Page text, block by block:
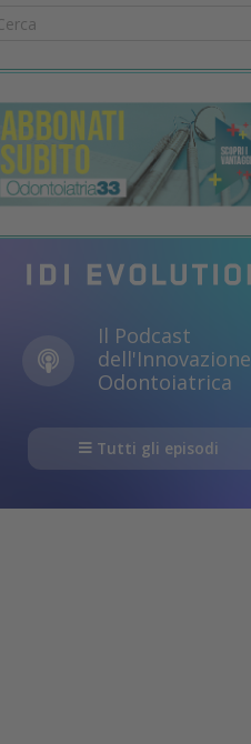
Il Podcast
dell'Innovazione
Odontoiatrica
Tutti gli episodi